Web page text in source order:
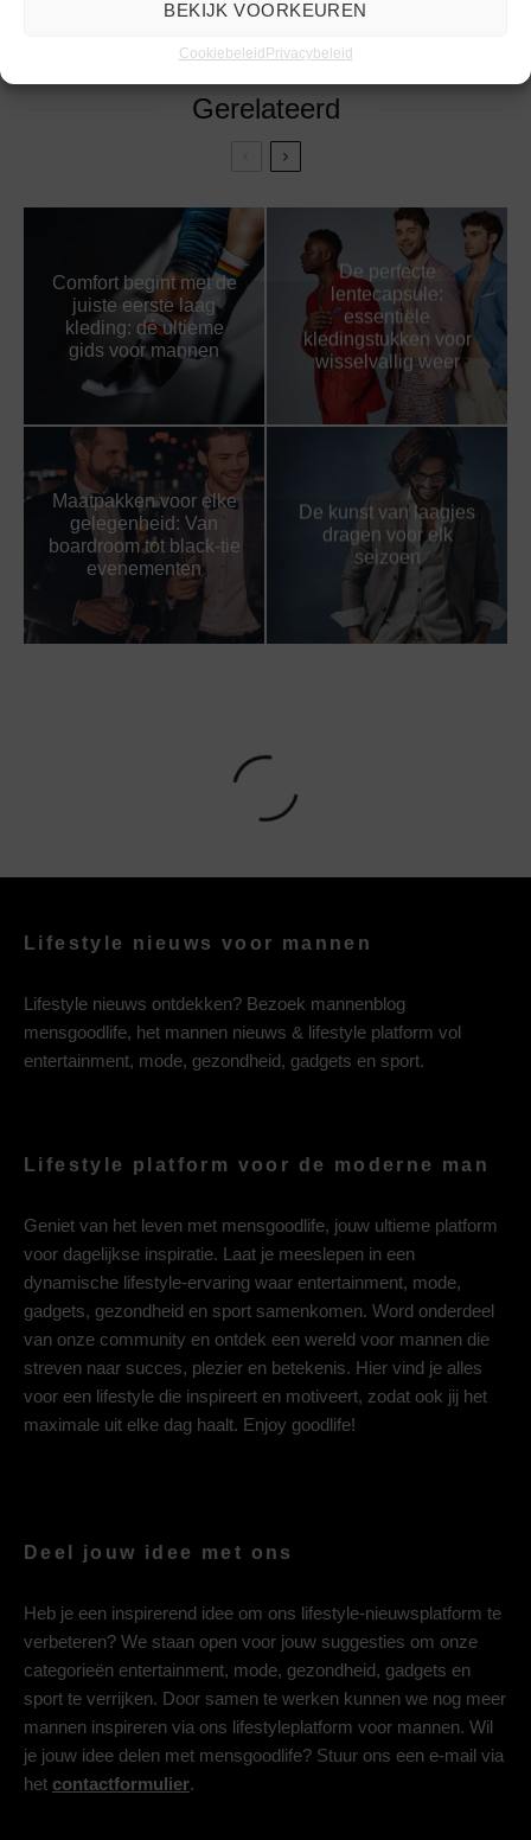
BEKIJK VOORKEUREN
Cookiebeleid Privacybeleid
Gerelateerd
Comfort begint met de
juiste eerste laag
kleding: dé ultieme
gids voor mannen
De perfecte
lentecapsule:
essentiële
kledingstukken voor
wisselvallig weer
Maatpakken voor elke
gelegenheid: Van
boardroom tot black-tie
evenementen
De kunst van laagjes
dragen voor elk
seizoen
Lifestyle nieuws voor mannen
Lifestyle nieuws ontdekken? Bezoek mannenblog
mensgoodlife, het mannen nieuws & lifestyle platform vol
entertainment, mode, gezondheid, gadgets en sport.
Lifestyle platform voor de moderne man
Geniet van het leven met mensgoodlife, jouw ultieme platform
voor dagelijkse inspiratie. Laat je meeslepen in een
dynamische lifestyle-ervaring waar entertainment, mode,
gadgets, gezondheid en sport samenkomen. Word onderdeel
van onze community en ontdek een wereld voor mannen die
streven naar succes, plezier en betekenis. Hier vind je alles
voor een lifestyle die inspireert en motiveert, zodat ook jij het
maximale uit elke dag haalt. Enjoy goodlife!
Deel jouw idee met ons
Heb je een inspirerend idee om ons lifestyle-nieuwsplatform te
verbeteren? We staan open voor jouw suggesties om onze
categorieën entertainment, mode, gezondheid, gadgets en
sport te verrijken. Door samen te werken kunnen we nog meer
mannen inspireren via ons lifestyleplatform voor mannen. Wil
je jouw idee delen met mensgoodlife? Stuur ons een e-mail via
het contactformulier.